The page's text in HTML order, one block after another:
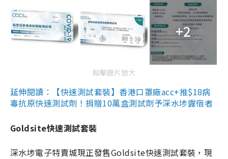
+2
點擊圖片放大
延伸閱讀：【快速測試套裝】香港口罩廠acc+推$18病
毒抗原快速測試劑！捐贈10萬盒測試劑予深水埗露宿者
Goldsite快速測試套裝
深水埗電子特賣城現正發售Goldsite快速測試套裝，現